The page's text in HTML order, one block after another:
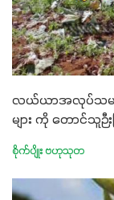
လယ်ယာအလုပ်သမား
များ ကို တောင်သူဉီ
စိုက်ပျိုး ဗဟုသုတ